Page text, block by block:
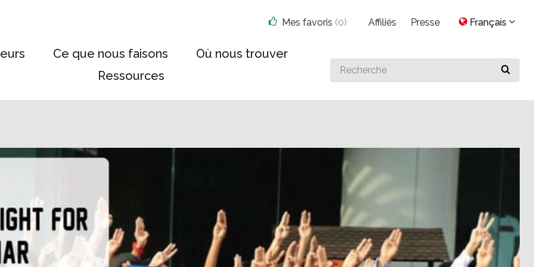
Ce que nous faisons
Où nous trouver
Ressources
Search
for
Mes favoris (0) Affiliés Presse Français